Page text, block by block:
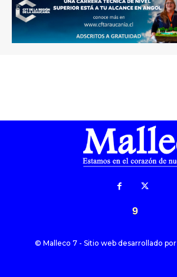
9
© Malleco 7 - Sitio web desarrollado por